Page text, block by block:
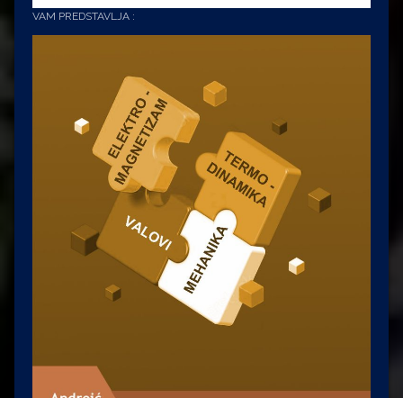
VAM PREDSTAVLJA :